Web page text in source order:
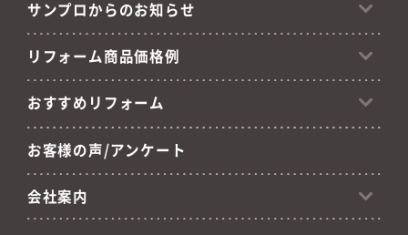
サンプロからのお知らせ
リフォーム商品価格例
おすすめリフォーム
お客様の声/アンケート
会社案内